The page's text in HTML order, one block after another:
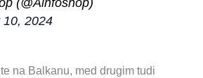
(@Ainfoshop)
10, 2024
na Balkanu, med drugim tudi